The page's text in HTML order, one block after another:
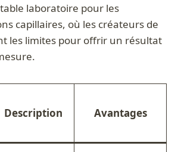
laboratoire pour les
capillaires, où les créateurs de
les limites pour offrir un résultat
Description Avantages